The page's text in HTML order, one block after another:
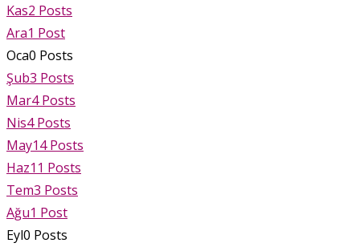
Kas2 Posts
Ara1 Post
Oca0 Posts
Şub3 Posts
Mar4 Posts
Nis4 Posts
May14 Posts
Haz11 Posts
Tem3 Posts
Ağu1 Post
Eyl0 Posts